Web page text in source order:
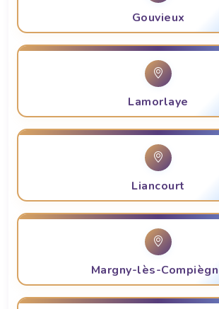
Gouvieux
Lamorlaye
Liancourt
Margny-lès-